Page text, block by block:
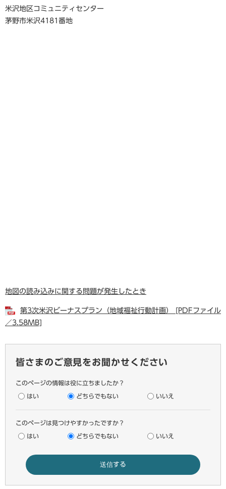
米沢地区コミュニティセンター
茅野市米沢4181番地
地図の読み込みに関する問題が発生したとき
第3次米沢ビーナスプラン（地域福祉行動計画） [PDFファイル
／3.58MB]
皆さまのご意見をお聞かせください
このページの情報は役に立ちましたか？
はい どちらでもない いいえ
このページは見つけやすかったですか？
はい どちらでもない いいえ